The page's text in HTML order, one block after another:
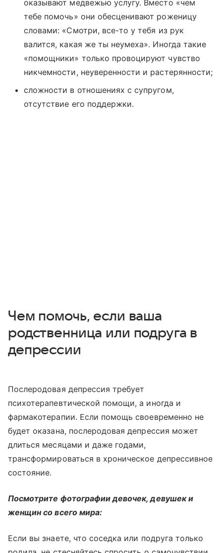
оказывают медвежью услугу. Вместо «чем
тебе помочь» они обесценивают роженицу
словами: «Смотри, все-то у тебя из рук
валится, какая же ты неумеха». Иногда такие
«помощники» только провоцируют чувство
никчемности, неуверенности и растерянности;
сложности в отношениях с супругом,
отсутствие его поддержки.
Чем помочь, если ваша
родственница или подруга в
депрессии
Послеродовая депрессия требует
психотерапевтической помощи, а иногда и
фармакотерапии. Если помощь своевременно не
будет оказана, послеродовая депрессия может
длиться месяцами и даже годами,
трансформироваться в хроническое депрессивное
состояние.
Посмотрите фотографии девочек, девушек и
женщин со всего мира:
Если вы знаете, что соседка или подруга только